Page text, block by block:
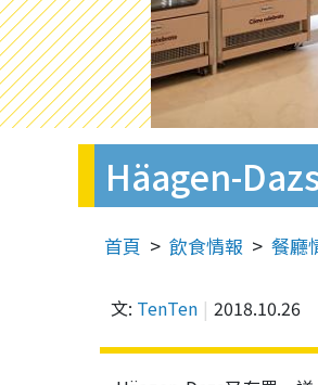
Häagen-
首頁 飲食情報 餐廳
文: TenTen 2018.10.26